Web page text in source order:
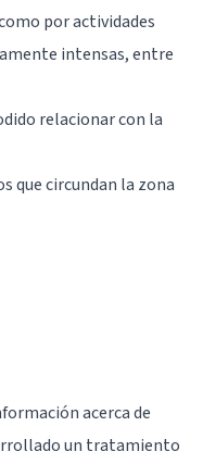
por actividades
intensas, entre
relacionar con la
que circundan la zona
acerca de
un tratamiento